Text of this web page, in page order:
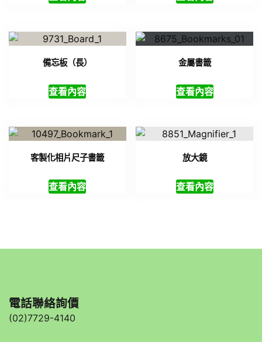
備忘板（長）
查看內容
金屬書籤
查看內容
客製化相片尺子書籤
查看內容
放大鏡
查看內容
電話聯絡詢價
(02)7729-4140